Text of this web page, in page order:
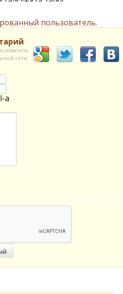
пользователь.
сети
а